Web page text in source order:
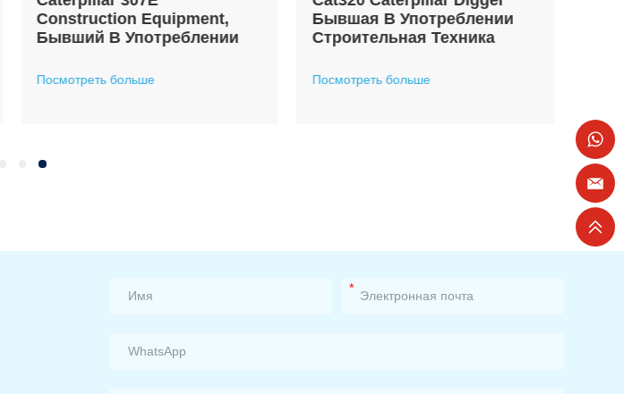
Бывшая В Употреблении
Строительная Техника
Посмотреть больше
Cat, Б/у, Cat 329,
Подержанный Экскаватор
*